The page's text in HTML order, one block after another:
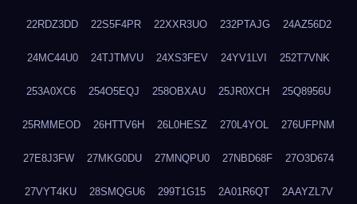
22RDZ3DD 22S5F4PR 22XXR3UO 232PTAJG 24AZ56D2
24MC44U0 24TJTMVU 24XS3FEV 24YV1LVI 252T7VNK
253A0XC6 254O5EQJ 258OBXAU 25JR0XCH 25Q8956U
25RMMEOD 26HTTV6H 26L0HESZ 270L4YOL 276UFPNM
27E8J3FW 27MKG0DU 27MNQPU0 27NBD68F 27O3D674
27VYT4KU 28SMQGU6 299T1G15 2A01R6QT 2AAYZL7V